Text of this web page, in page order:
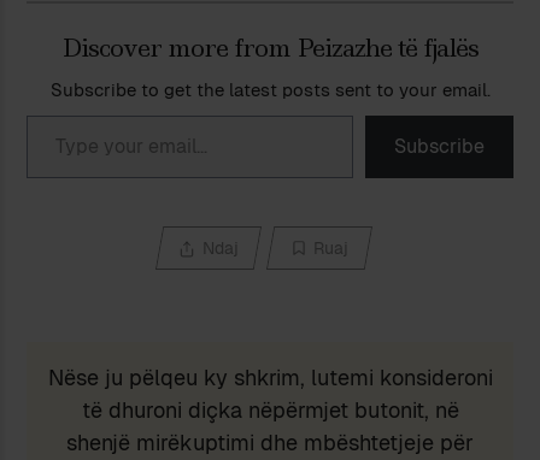
Discover more from Peizazhe të fjalës
Subscribe to get the latest posts sent to your email.
Type your email…
Subscribe
Ndaj Ruaj
Nëse ju pëlqeu ky shkrim, lutemi konsideroni
të dhuroni diçka nëpërmjet butonit, në
shenjë mirëkuptimi dhe mbështetjeje për